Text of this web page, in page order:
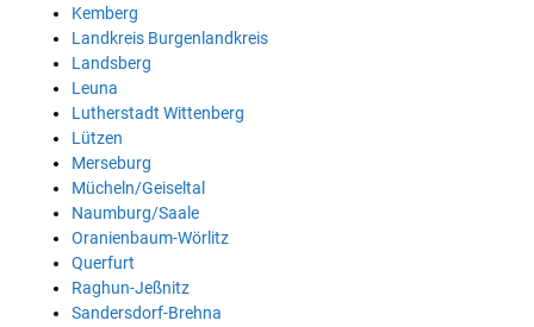
Kemberg
Landkreis Burgenlandkreis
Landsberg
Leuna
Lutherstadt Wittenberg
Lützen
Merseburg
Mücheln/Geiseltal
Naumburg/Saale
Oranienbaum-Wörlitz
Querfurt
Raghun-Jeßnitz
Sandersdorf-Brehna